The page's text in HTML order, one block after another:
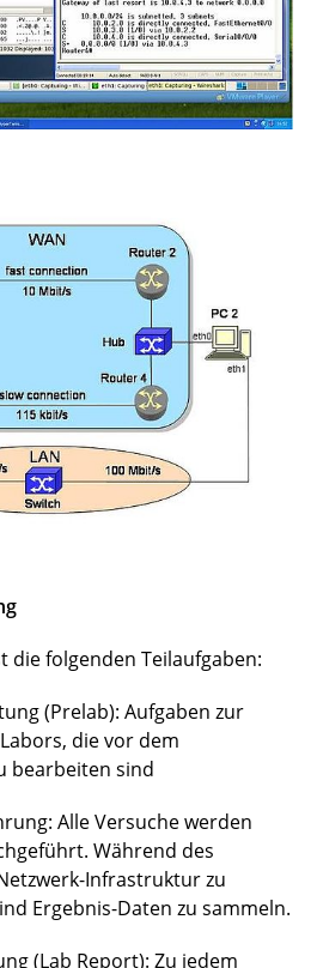
die folgenden Teilaufgaben:
(Prelab): Aufgaben zur
die vor dem
bearbeiten sind
Alle Versuche werden
Während des
Infrastruktur zu
Ergebnis-Daten zu sammeln.
(Lab Report): Zu jedem